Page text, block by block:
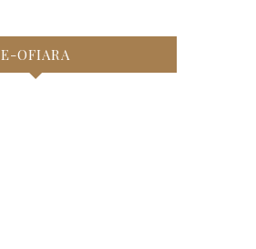
E-OFIARA